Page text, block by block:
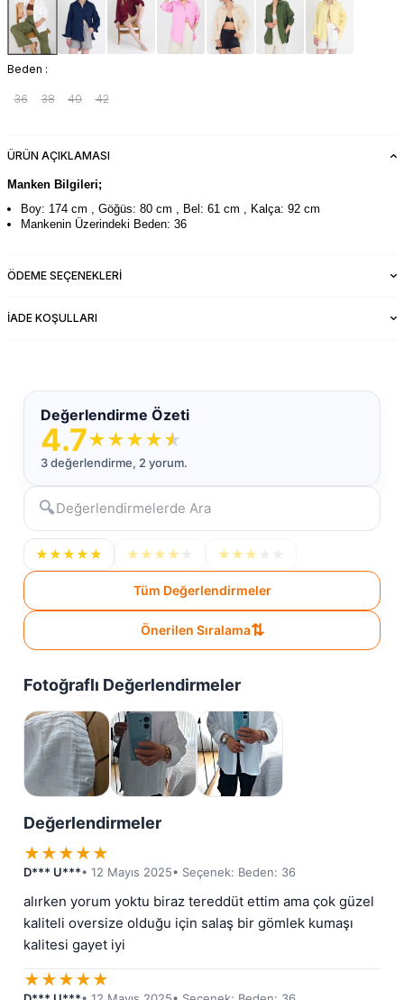
Beden :
36 38 40 42
ÜRÜN AÇIKLAMASI
Manken Bilgileri;
Boy: 174 cm , Göğüs: 80 cm , Bel: 61 cm , Kalça: 92 cm
Mankenin Üzerindeki Beden: 36
ÖDEME SEÇENEKLERI
İADE KOŞULLARI
Değerlendirme Özeti
4.7★★★★★
3 değerlendirme, 2 yorum.
🔍
★★★★★ ★ ★ ★ ★ ★ ★ ★
Tüm Değerlendirmeler
Önerilen Sıralama⇅
Fotoğraflı Değerlendirmeler
Değerlendirmeler
★★★★★
D*** U***• 12 Mayıs 2025• Seçenek: Beden: 36
alırken yorum yoktu biraz tereddüt ettim ama çok güzel
kaliteli oversize olduğu için salaş bir gömlek kumaşı
kalitesi gayet iyi
★★★★★